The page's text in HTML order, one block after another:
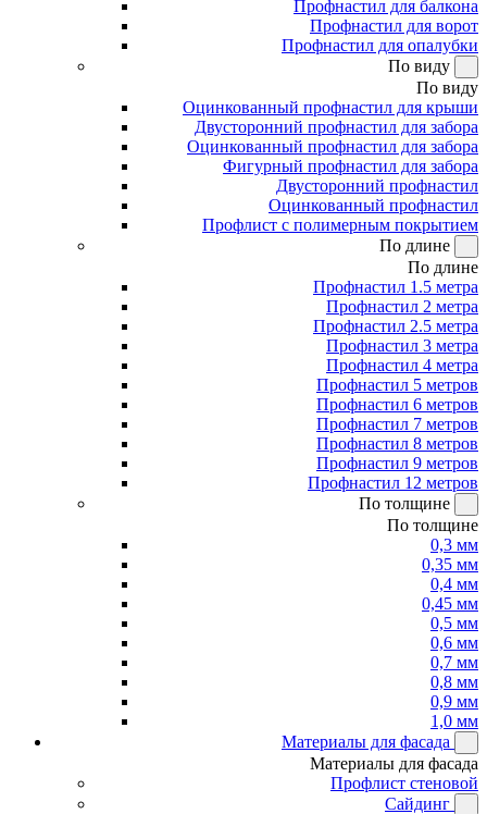
Профнастил для балкона
Профнастил для ворот
Профнастил для опалубки
По виду
По виду
Оцинкованный профнастил для крыши
Двусторонний профнастил для забора
Оцинкованный профнастил для забора
Фигурный профнастил для забора
Двусторонний профнастил
Оцинкованный профнастил
Профлист с полимерным покрытием
По длине
По длине
Профнастил 1.5 метра
Профнастил 2 метра
Профнастил 2.5 метра
Профнастил 3 метра
Профнастил 4 метра
Профнастил 5 метров
Профнастил 6 метров
Профнастил 7 метров
Профнастил 8 метров
Профнастил 9 метров
Профнастил 12 метров
По толщине
По толщине
0,3 мм
0,35 мм
0,4 мм
0,45 мм
0,5 мм
0,6 мм
0,7 мм
0,8 мм
0,9 мм
1,0 мм
Материалы для фасада
Материалы для фасада
Профлист стеновой
Сайдинг